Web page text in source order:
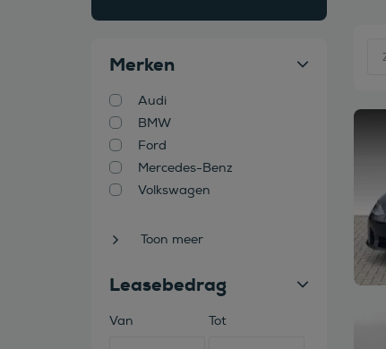
Merken
Audi
BMW
Ford
Mercedes-Benz
Volkswagen
Toon meer
Leasebedrag
Van Tot